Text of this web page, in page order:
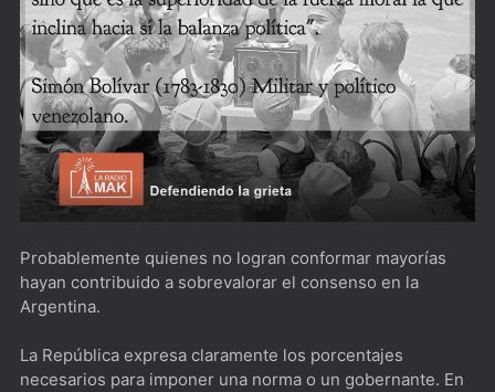
Biography: KISStory [****] Imperdible para cualquier
miembro del Kiss Army
The Peripheral [*****] De los creadores de Westworld
The Old Man [****] Quiero envejecer como Jeff Bridges
DogMan [****]Besson que ladra no muerde
Succession [****] ¿Se puede heredar el poder?
Your Honor [****] ¿Sacrificarías a Isaac?
Star Trek: Picard [****] I'll Be Back
Probablemente quienes no logran conformar mayorías
hayan contribuido a sobrevalorar el consenso en la
Argentina.
La República expresa claramente los porcentajes
necesarios para imponer una norma o un gobernante. En